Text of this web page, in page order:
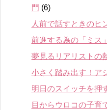
門 (6)
人前で話すときのヒ
前進する為の「ミス
夢見るリアリストの
小さく踏み出す！ア
明日のスイッチを押
目からウロコの子育